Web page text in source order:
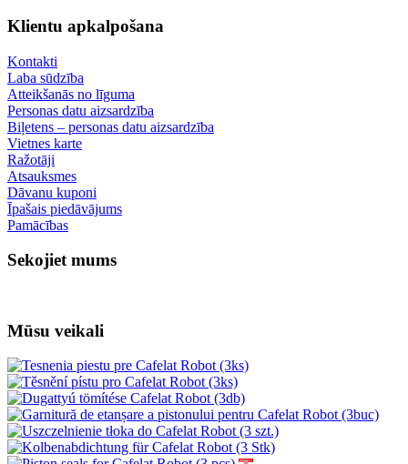
Klientu apkalpošana
Kontakti
Laba sūdzība
Atteikšanās no līguma
Personas datu aizsardzība
Biļetens – personas datu aizsardzība
Vietnes karte
Ražotāji
Atsauksmes
Dāvanu kuponi
Īpašais piedāvājums
Pamācības
Sekojiet mums
Mūsu veikali